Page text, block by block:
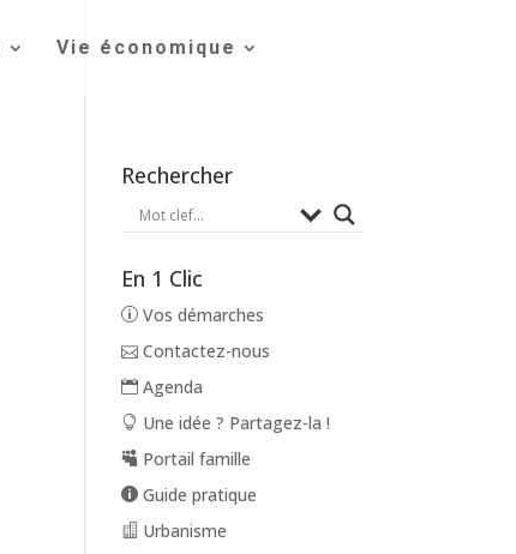
Vie économique
Rechercher
En 1 Clic
Vos démarches
Contactez-nous
Agenda
Une idée ? Partagez-la !
Portail famille
Guide pratique
Urbanisme